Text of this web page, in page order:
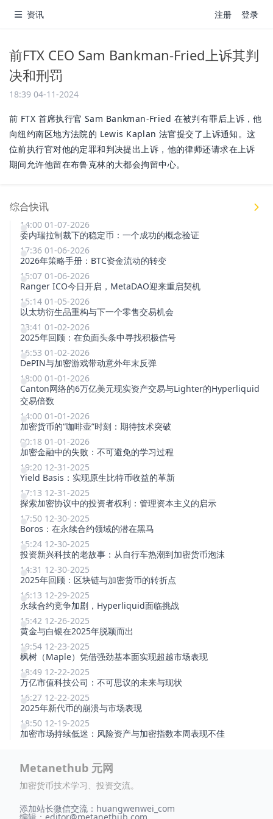
资讯 注册 登录
前FTX CEO Sam Bankman-Fried上诉其判
决和刑罚
18:39 04-11-2024
前 FTX 首席执行官 Sam Bankman-Fried 在被判有罪后上诉，他
向纽约南区地方法院的 Lewis Kaplan 法官提交了上诉通知。这
位前执行官对他的定罪和判决提出上诉，他的律师还请求在上诉
期间允许他留在布鲁克林的大都会拘留中心。
综合快讯
14:00 01-07-2026
委内瑞拉制裁下的稳定币：一个成功的概念验证
17:36 01-06-2026
2026年策略手册：BTC资金流动的转变
15:07 01-06-2026
Ranger ICO今日开启，MetaDAO迎来重启契机
15:14 01-05-2026
以太坊衍生品重构与下一个零售交易机会
23:41 01-02-2026
2025年回顾：在负面头条中寻找积极信号
16:53 01-02-2026
DePIN与加密游戏带动意外年末反弹
18:00 01-01-2026
Canton网络的6万亿美元现实资产交易与Lighter的Hyperliquid
交易倍数
14:00 01-01-2026
加密货币的“咖啡壶”时刻：期待技术突破
00:18 01-01-2026
加密金融中的失败：不可避免的学习过程
19:20 12-31-2025
Yield Basis：实现原生比特币收益的革新
17:13 12-31-2025
探索加密协议中的投资者权利：管理资本主义的启示
17:50 12-30-2025
Boros：在永续合约领域的潜在黑马
15:24 12-30-2025
投资新兴科技的老故事：从自行车热潮到加密货币泡沫
14:31 12-30-2025
2025年回顾：区块链与加密货币的转折点
16:13 12-29-2025
永续合约竞争加剧，Hyperliquid面临挑战
15:42 12-26-2025
黄金与白银在2025年脱颖而出
19:54 12-23-2025
枫树（Maple）凭借强劲基本面实现超越市场表现
18:49 12-22-2025
万亿市值科技公司：不可思议的未来与现状
16:27 12-22-2025
2025年新代币的崩溃与市场表现
18:50 12-19-2025
加密市场持续低迷：风险资产与加密指数本周表现不佳
Metanethub 元网
加密货币技术学习、投资交流。
添加站长微信交流：huangwenwei_com